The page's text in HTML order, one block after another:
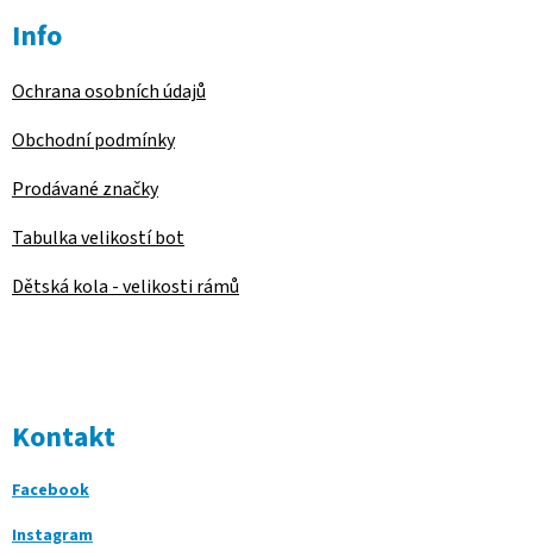
Info
Ochrana osobních údajů
Obchodní podmínky
Prodávané značky
Tabulka velikostí bot
Dětská kola - velikosti rámů
Kontakt
Facebook
Instagram